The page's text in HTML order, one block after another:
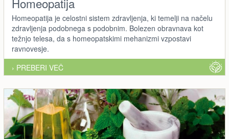
Homeopatija je celostni sistem zdravljenja, ki temelji na načelu
zdravljenja podobnega s podobnim. Bolezen obravnava kot
težnjo telesa, da s homeopatskimi mehanizmi vzpostavi
ravnovesje.
› PREBERI VEČ